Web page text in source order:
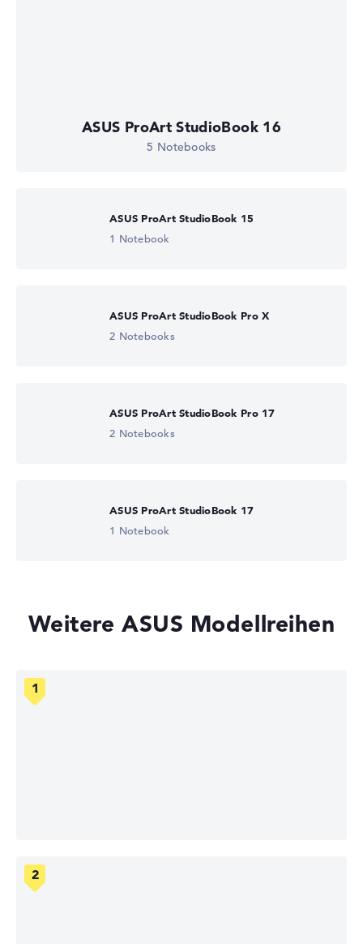
ASUS ProArt StudioBook 16
5 Notebooks
ASUS ProArt StudioBook 15
1 Notebook
ASUS ProArt StudioBook Pro X
2 Notebooks
ASUS ProArt StudioBook Pro 17
2 Notebooks
ASUS ProArt StudioBook 17
1 Notebook
Weitere ASUS Modellreihen